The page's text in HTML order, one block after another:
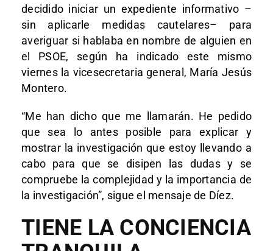
decidido iniciar un expediente informativo –
sin aplicarle medidas cautelares– para
averiguar si hablaba en nombre de alguien en
el PSOE, según ha indicado este mismo
viernes la vicesecretaria general, María Jesús
Montero.
“Me han dicho que me llamarán. He pedido
que sea lo antes posible para explicar y
mostrar la investigación que estoy llevando a
cabo para que se disipen las dudas y se
compruebe la complejidad y la importancia de
la investigación”, sigue el mensaje de Díez.
TIENE LA CONCIENCIA